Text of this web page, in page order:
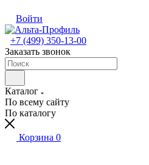
Войти
+7 (499) 350-13-00
Заказать звонок
Каталог
По всему сайту
По каталогу
Корзина 0